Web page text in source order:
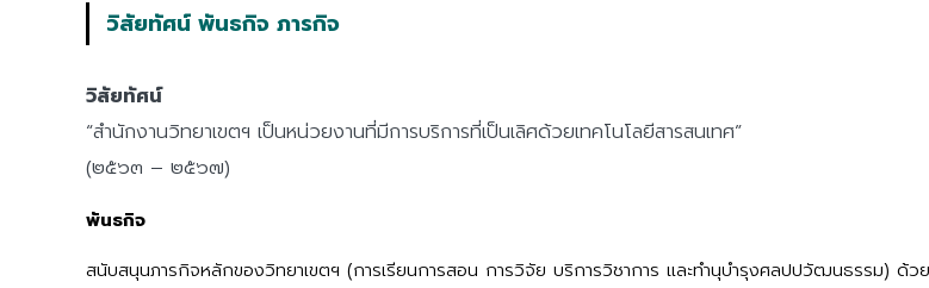
วิสัยทัศน์ พันธกิจ ภารกิจ
วิสัยทัศน์
“สำนักงานวิทยาเขตฯ เป็นหน่วยงานที่มีการบริการที่เป็นเลิศด้วยเทคโนโลยีสารสนเทศ”
(๒๕๖๓ – ๒๕๖๗)
พันธกิจ
สนับสนุนภารกิจหลักของวิทยาเขตฯ (การเรียนการสอน การวิจัย บริการวิชาการ และทำนุบำรุงศลปปวัฒนธรรม) ด้วย